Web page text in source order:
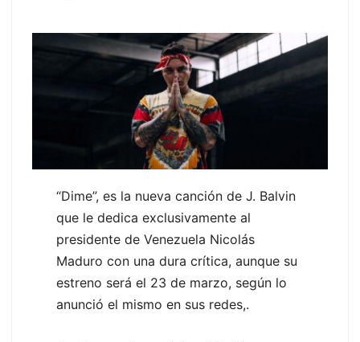
“Dime”, es la nueva canción de J. Balvin
que le dedica exclusivamente al
presidente de Venezuela Nicolás
Maduro con una dura crítica, aunque su
estreno será el 23 de marzo, según lo
anunció el mismo en sus redes,.